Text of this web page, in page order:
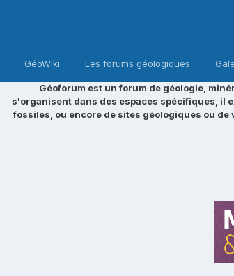
GéoWiki Les forums géologiques
Géoforum est un forum de géologie,
s'organisent dans des espaces spécifiques, il
fossiles, ou encore de sites géologiques ou de